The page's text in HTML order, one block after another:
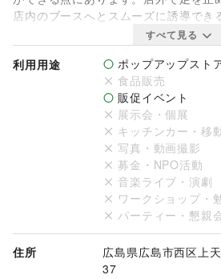
店内のブースへとスムーズに誘導でき
エネルギー関連の新規獲得、各種PR
果を期待できます。電源も完備してお
ーならではの安定した客層に向けて、
ローチすることが可能です。なお、物
らかじめ釣銭をご用意ください。フレ
いたしかねますのでご注意ください
すべて見る
利用用途
ポップアップスト
食品販売
販促イベント
展示会・個展
キッチンカー・移
写真・動画撮影
募金・NPO活動
音楽ライブ・演劇
ワークショップ・
パーティー・懇親
住所
広島県広島市西区上
37